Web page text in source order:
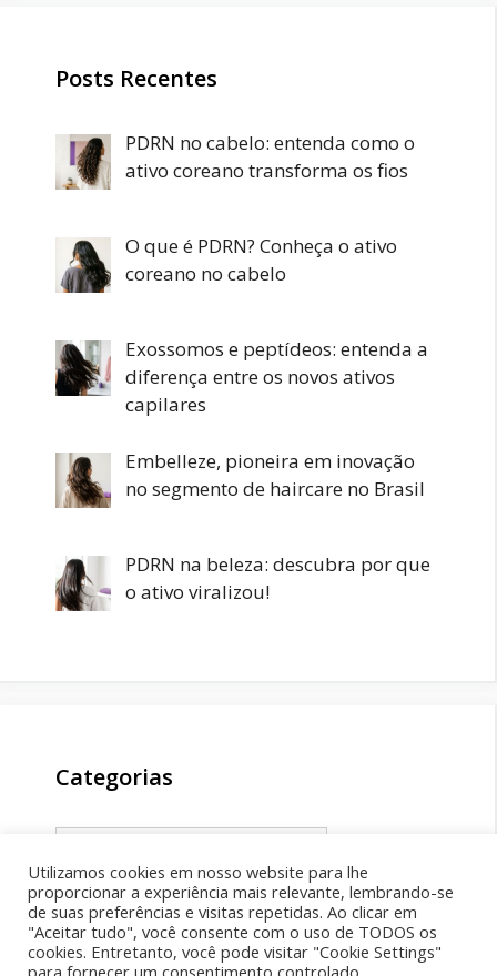
Posts Recentes
PDRN no cabelo: entenda como o
ativo coreano transforma os fios
O que é PDRN? Conheça o ativo
coreano no cabelo
Exossomos e peptídeos: entenda a
diferença entre os novos ativos
capilares
Embelleze, pioneira em inovação
no segmento de haircare no Brasil
PDRN na beleza: descubra por que
o ativo viralizou!
Categorias
Categorias
Utilizamos cookies em nosso website para lhe
proporcionar a experiência mais relevante, lembrando-se
de suas preferências e visitas repetidas. Ao clicar em
"Aceitar tudo", você consente com o uso de TODOS os
cookies. Entretanto, você pode visitar "Cookie Settings"
para fornecer um consentimento controlado.